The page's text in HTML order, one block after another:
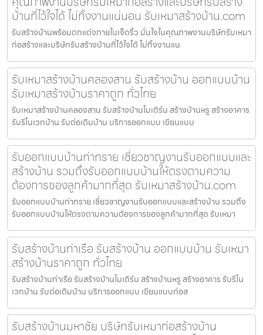
บ้านที่ไว้ใจได้ ไม่ทิ้งงานแน่นอน รับเหมาสร้างบ้าน.com
รับสร้างบ้านพร้อมตกแต่งภายในเจ็ดริ้ว มั่นใจในคุณภาพงานบริษัทรับเหมา
ก่อสร้างและบริษัทรับสร้างบ้านที่ไว้ใจได้ ไม่ทิ้งงานแน
รับเหมาสร้างบ้านคลองสาน รับสร้างบ้าน ออกแบบบ้าน
รับเหมาสร้างบ้านราคาถูก ทั่วไทย
รับเหมาสร้างบ้านคลองสาน รับสร้างบ้านโมเดิร์น สร้างบ้านหรู สร้างอาคาร
รับรีโนเวทบ้าน รับต่อเติมบ้าน บริการออกแบบ เขียนแบบ
รับออกแบบบ้านท่าทราย เชี่ยวชาญงานรับออกแบบและ
สร้างบ้าน รวมถึงรับออกแบบบ้านให้ตรงตามความ
ต้องการของลูกค้ามากที่สุด รับเหมาสร้างบ้าน.com
รับออกแบบบ้านท่าทราย เชี่ยวชาญงานรับออกแบบและสร้างบ้าน รวมถึง
รับออกแบบบ้านให้ตรงตามความต้องการของลูกค้ามากที่สุด รับเหมา
รับสร้างบ้านท่าเรือ รับสร้างบ้าน ออกแบบบ้าน รับเหมา
สร้างบ้านราคาถูก ทั่วไทย
รับสร้างบ้านท่าเรือ รับสร้างบ้านโมเดิร์น สร้างบ้านหรู สร้างอาคาร รับรีโน
เวทบ้าน รับต่อเติมบ้าน บริการออกแบบ เขียนแบบก่อส
รับสร้างบ้านมหาชัย บริษัทรับเหมาก่อสร้างบ้าน